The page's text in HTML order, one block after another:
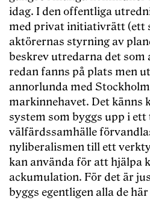
idag. I den offentliga
med privat initiativrätt (ett
aktörernas styrning av
beskrev utredarna det
redan fanns på plats men
annorlunda med
markinnehavet. Det känns
system som byggs upp i
välfärdssamhälle
nyliberalismen till ett
kan använda för att hjälpa
ackumulation. För det är
byggs egentligen alla de